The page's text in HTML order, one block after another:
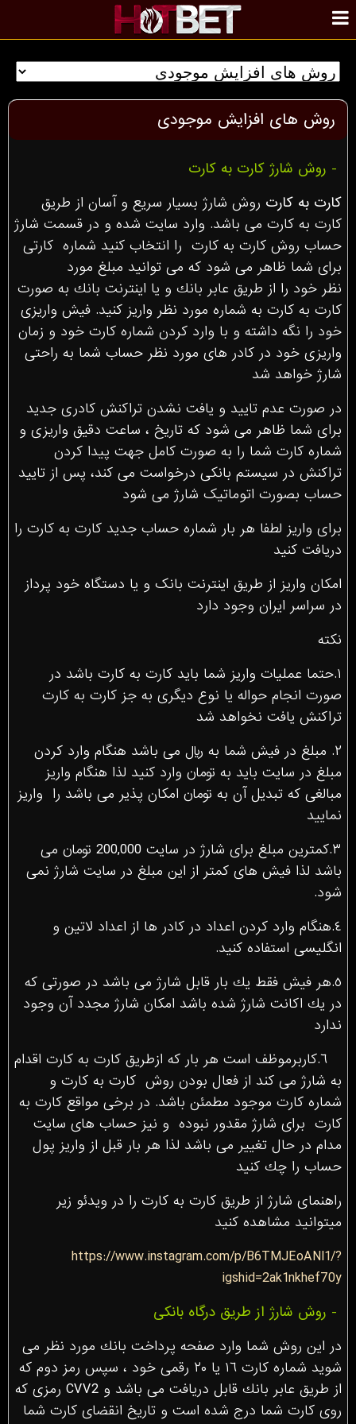
روش های افزایش موجودی
- روش شارژ کارت به کارت
کارت به کارت روش شارژ بسيار سريع و آسان از طريق
كارت به كارت مى باشد. وارد سايت شده و در قسمت شارژ
حساب روش کارت به کارت را انتخاب كنيد شماره كارتى
براى شما ظاهر مى شود كه مى توانيد مبلغ مورد
نظر خود را از طريق عابر بانك و يا اينترنت بانك به صورت
كارت به كارت به شماره مورد نظر واريز كنيد. فيش واريزى
خود را نگه داشته و با وارد كردن شماره كارت خود و زمان
واریزی خود در كادر هاى مورد نظر حساب شما به راحتى
شارژ خواهد شد
در صورت عدم تایید و یافت نشدن تراکنش کادری جدید
برای شما ظاهر می شود که تاریخ ، ساعت دقیق واریزی و
شماره کارت شما را به صورت کامل جهت پیدا کردن
تراکنش در سیستم بانکی درخواست می کند، پس از تایید
حساب بصورت اتوماتیک شارژ می شود
برای واریز لطفا هر بار شماره حساب جدید کارت به کارت را
دریافت کنید
امکان واریز از طریق اینترنت بانک و یا دستگاه خود پرداز
در سراسر ایران وجود دارد
نكته
١.حتما عمليات واريز شما بايد كارت به كارت باشد در
صورت انجام حواله يا نوع ديگرى به جز كارت به كارت
تراكنش يافت نخواهد شد
٢. مبلغ در فيش شما به ريال مى باشد هنگام وارد كردن
مبلغ در سايت بايد به تومان وارد كنيد لذا هنگام واريز
مبالغى كه تبديل آن به تومان امكان پذير مى باشد را واريز
نماييد
٣.كمترين مبلغ براى شارژ در سايت 200,000 تومان مى
باشد لذا فيش هاى كمتر از اين مبلغ در سايت شارژ نمى
شود.
٤.هنگام وارد كردن اعداد در كادر ها از اعداد لاتين و
انگليسى استفاده كنيد.
٥.هر فيش فقط يك بار قابل شارژ مى باشد در صورتى كه
در يك اكانت شارژ شده باشد امكان شارژ مجدد آن وجود
ندارد
٦.کاربرموظف است هر بار كه ازطريق کارت به کارت اقدام
به شارژ مى كند از فعال بودن روش کارت به کارت و
شماره كارت موجود مطمئن باشد. در برخی مواقع کارت به
کارت براى شارژ مقدور نبوده و نیز حساب هاى سایت
مدام در حال تغيير مى باشد لذا هر بار قبل از واريز پول
حساب را چك كنيد
راهنمای شارژ از طریق کارت به کارت را در ویدئو زیر
میتوانید مشاهده کنید
https://www.instagram.com/p/B6TMJEoANl1/?
igshid=2ak1nkhef70y
- روش شارژ از طریق درگاه بانكى
در اين روش شما وارد صفحه پرداخت بانك مورد نظر مى
شويد شماره كارت ١٦ يا ٢٠ رقمى خود ، سپس رمز دوم كه
از طريق عابر بانك قابل دريافت مى باشد و CVV2 رمزى كه
روى كارت شما درج شده است و تاريخ انقضاى كارت شما